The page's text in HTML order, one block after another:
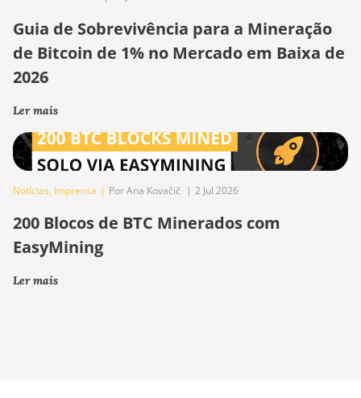
Guia de Sobrevivência para a Mineração
de Bitcoin de 1% no Mercado em Baixa de
2026
Ler mais
Notícias, Imprensa | Por Ana Kovačič | 2 Jul 2026
200 Blocos de BTC Minerados com
EasyMining
Ler mais